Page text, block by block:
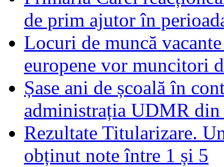
de prim ajutor în
Locuri de muncă
europene vor muncitori
Șase ani de școală în
administrația UDMR din
Rezultate Titularizare.
obținut note între 1 și 5